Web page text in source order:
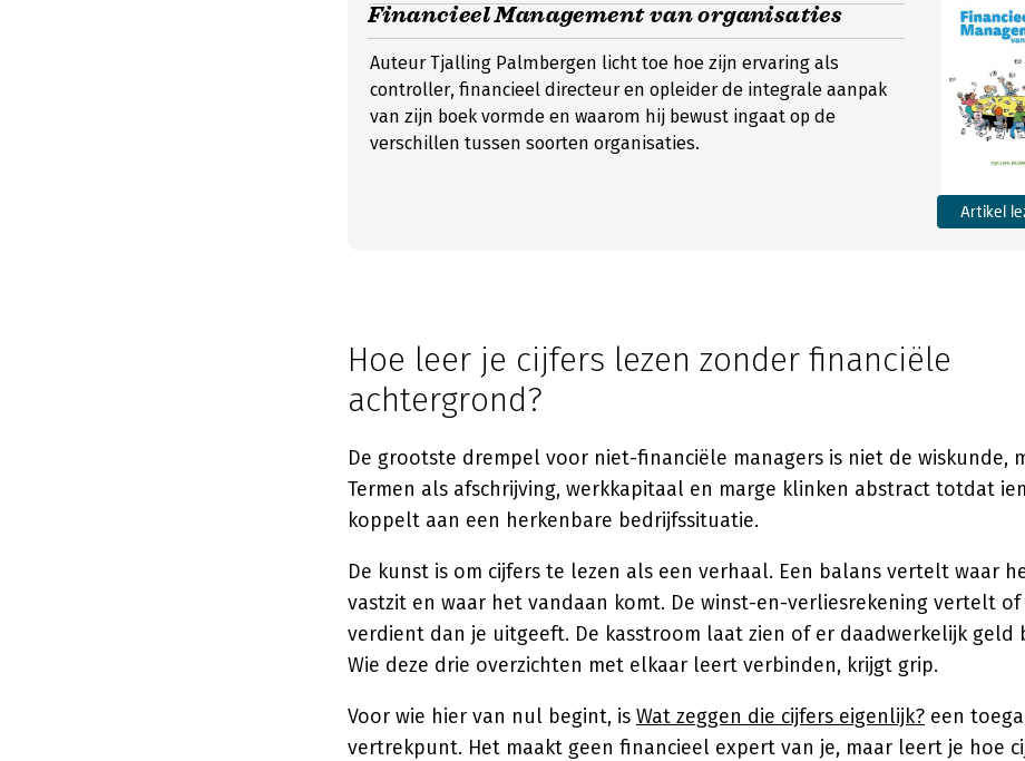
Financieel Management van organisaties
Auteur Tjalling Palmbergen licht toe hoe zijn ervaring als
controller, financieel directeur en opleider de integrale aanpak
van zijn boek vormde en waarom hij bewust ingaat op de
verschillen tussen soorten organisaties.
Artikel
Hoe leer je cijfers lezen zonder financiële
achtergrond?
De grootste drempel voor niet-financiële managers is niet de wiskunde,
Termen als afschrijving, werkkapitaal en marge klinken abstract totdat
koppelt aan een herkenbare bedrijfssituatie.
De kunst is om cijfers te lezen als een verhaal. Een balans vertelt waar
vastzit en waar het vandaan komt. De winst-en-verliesrekening vertelt of
verdient dan je uitgeeft. De kasstroom laat zien of er daadwerkelijk geld
Wie deze drie overzichten met elkaar leert verbinden, krijgt grip.
Voor wie hier van nul begint, is Wat zeggen die cijfers eigenlijk? een
vertrekpunt. Het maakt geen financieel expert van je, maar leert je hoe